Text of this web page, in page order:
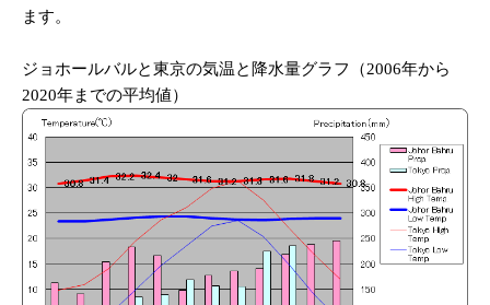
ます。
ジョホールバルと東京の気温と降水量グラフ（2006年から
2020年までの平均値）